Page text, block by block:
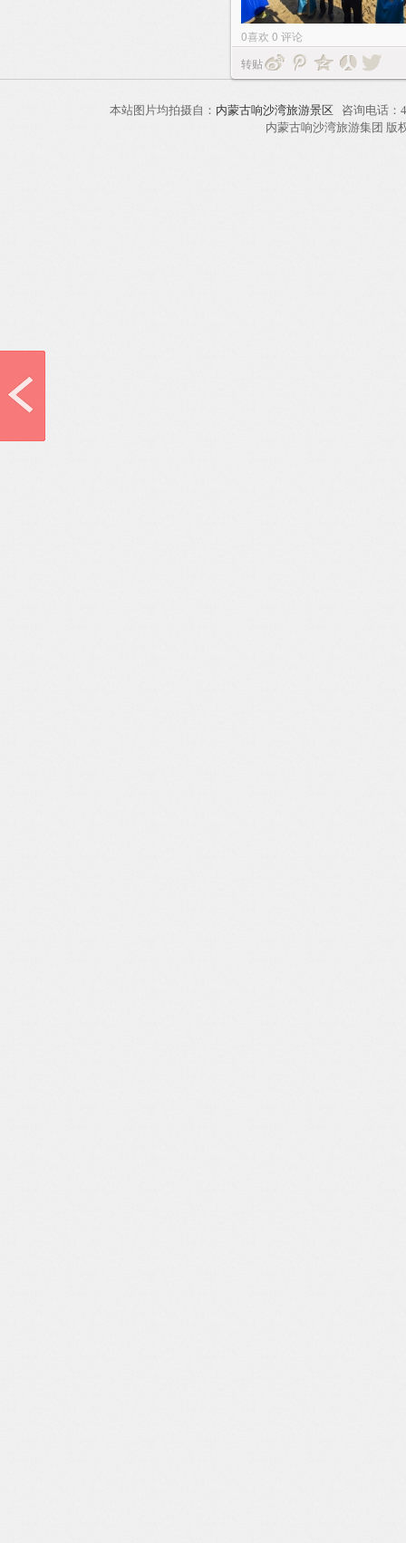
0喜欢 0 评论
转贴
本站图片均拍摄自： 内蒙古响沙湾旅游景区 咨询电话
内蒙古响沙湾旅游集团